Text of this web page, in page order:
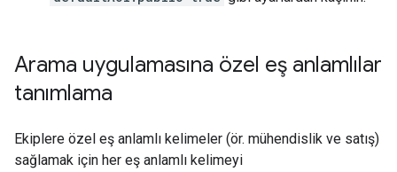
Arama uygulamasına özel eş anlamlılar
tanımlama
Ekiplere özel eş anlamlı kelimeler (ör. mühendislik ve satış)
sağlamak için her eş anlamlı kelimeyi